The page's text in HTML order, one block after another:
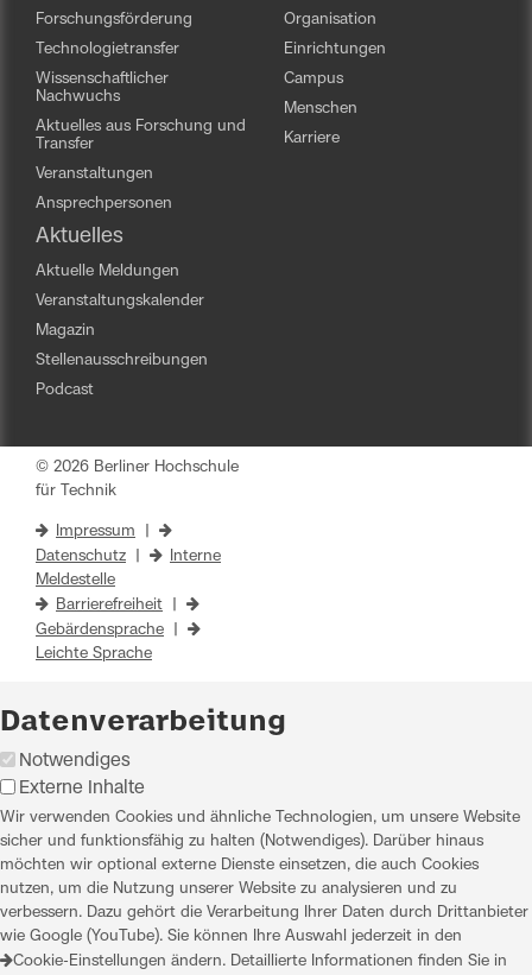
Forschungsförderung
Technologietransfer
Wissenschaftlicher
Nachwuchs
Aktuelles aus Forschung und
Transfer
Veranstaltungen
Ansprechpersonen
Organisation
Einrichtungen
Campus
Menschen
Karriere
Aktuelles
Aktuelle Meldungen
Veranstaltungskalender
Magazin
Stellenausschreibungen
Podcast
© 2026 Berliner Hochschule
für Technik
Impressum
Datenschutz
Interne
Meldestelle
Barrierefreiheit
Gebärdensprache
Leichte Sprache
Datenverarbeitung
Notwendiges
Externe Inhalte
Wir verwenden Cookies und ähnliche Technologien, um unsere Website
sicher und funktionsfähig zu halten (Notwendiges). Darüber hinaus
möchten wir optional externe Dienste einsetzen, die auch Cookies
nutzen, um die Nutzung unserer Website zu analysieren und zu
verbessern. Dazu gehört die Verarbeitung Ihrer Daten durch Drittanbieter
wie Google (YouTube). Sie können Ihre Auswahl jederzeit in den
Cookie-Einstellungen ändern. Detaillierte Informationen finden Sie in